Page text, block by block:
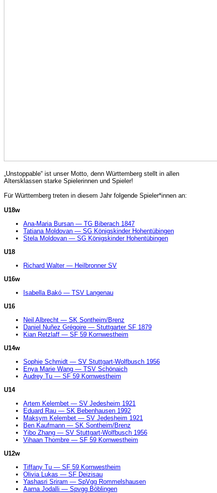
„Unstoppable“ ist unser Motto, denn Württemberg stellt in allen
Altersklassen starke Spielerinnen und Spieler!
Für Württemberg treten in diesem Jahr folgende Spieler*innen an:
U18w
Ana-Maria Bursan — TG Biberach 1847
Tatiana Moldovan — SG Königskinder Hohentübingen
Stela Moldovan — SG Königskinder Hohentübingen
U18
Richard Walter — Heilbronner SV
U16w
Isabella Bakó — TSV Langenau
U16
Neil Albrecht — SK Sontheim/Brenz
Daniel Nuñez Grégoire — Stuttgarter SF 1879
Kian Retzlaff — SF 59 Kornwestheim
U14w
Sophie Schmidt — SV Stuttgart-Wolfbusch 1956
Enya Marie Wang — TSV Schönaich
Audrey Tu — SF 59 Kornwestheim
U14
Artem Kelembet — SV Jedesheim 1921
Eduard Rau — SK Bebenhausen 1992
Maksym Kelembet — SV Jedesheim 1921
Ben Kaufmann — SK Sontheim/Brenz
Yibo Zhang — SV Stuttgart-Wolfbusch 1956
Vihaan Thombre — SF 59 Kornwestheim
U12w
Tiffany Tu — SF 59 Kornwestheim
Olivia Lukas — SF Deizisau
Yashasri Sriram — SpVgg Rommelshausen
Aarna Jodalli — Spvgg Böblingen